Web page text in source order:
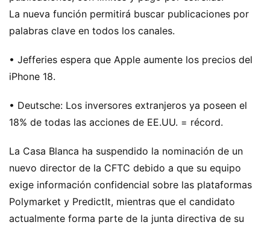
La nueva función permitirá buscar publicaciones por
palabras clave en todos los canales.
• Jefferies espera que Apple aumente los precios del
iPhone 18.
• Deutsche: Los inversores extranjeros ya poseen el
18% de todas las acciones de EE.UU. = récord.
La Casa Blanca ha suspendido la nominación de un
nuevo director de la CFTC debido a que su equipo
exige información confidencial sobre las plataformas
Polymarket y PredictIt, mientras que el candidato
actualmente forma parte de la junta directiva de su